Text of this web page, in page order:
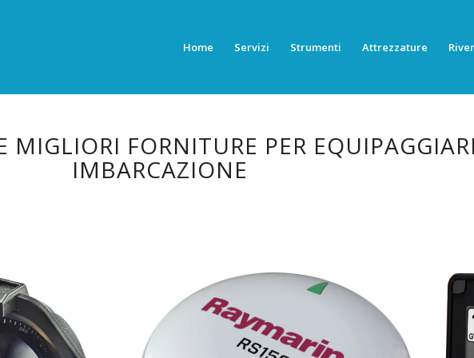
Home Servizi Strumenti Attrezzature
MIGLIORI FORNITURE PER
IMBARCAZIONE